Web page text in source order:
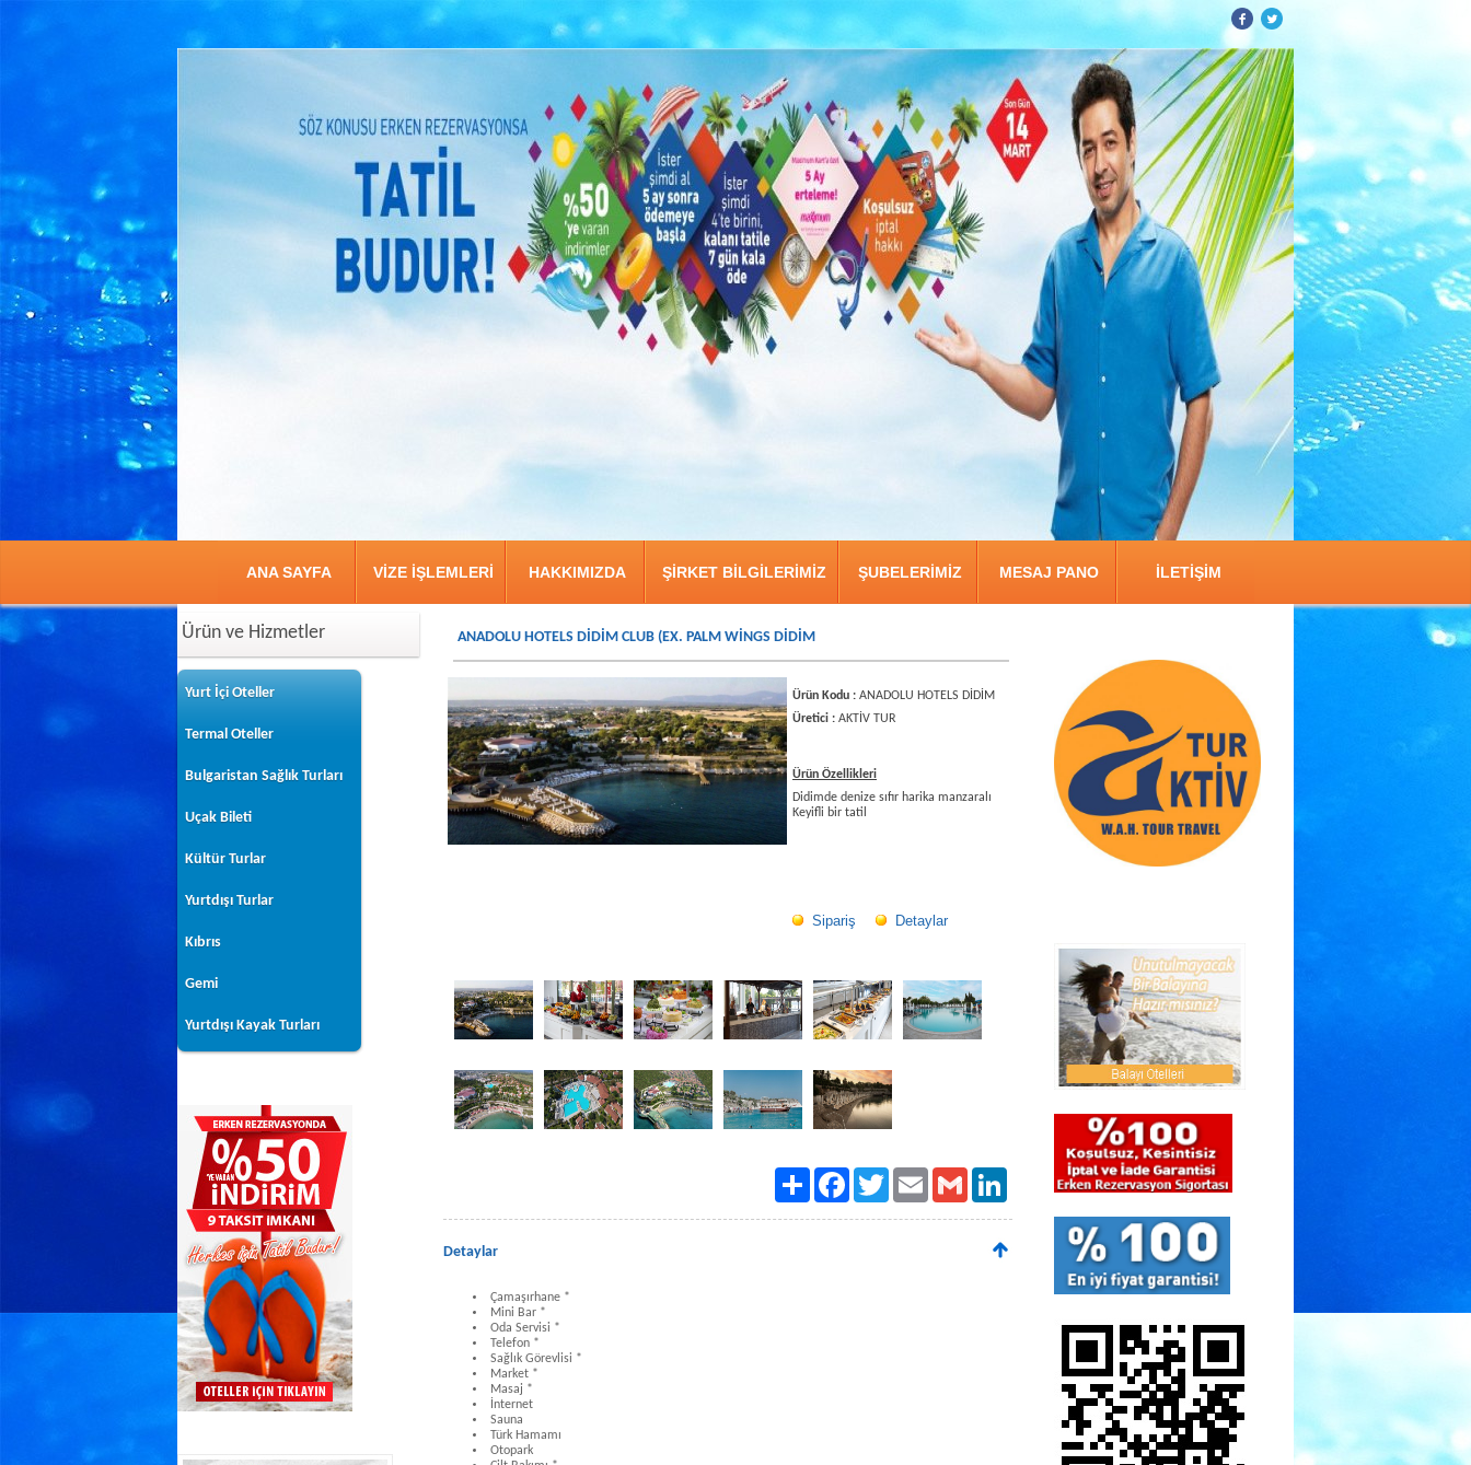
ANA SAYFA VİZE İŞLEMLERİ HAKKIMIZDA ŞİRKET BİLGİLERİMİZ ŞUBELERİMİZ MESAJ PANO İLETİŞİM
Ürün ve Hizmetler
Yurt İçi Oteller
Termal Oteller
Bulgaristan Sağlık Turları
Uçak Bileti
Kültür Turlar
Yurtdışı Turlar
Kıbrıs
Gemi
Yurtdışı Kayak Turları
ANADOLU HOTELS DİDİM CLUB (EX. PALM WİNGS DİDİM
Ürün Kodu : ANADOLU HOTELS DİDİM
Üretici : AKTİV TUR
Ürün Özellikleri
Didimde denize sıfır harika manzaralı
Keyifli bir tatil
Sipariş Detaylar
Paylaş FacebookTwitter Email Gmail
Detaylar
Çamaşırhane *
Mini Bar *
Oda Servisi *
Telefon *
Sağlık Görevlisi *
Market *
Masaj *
İnternet
Sauna
Türk Hamamı
Otopark